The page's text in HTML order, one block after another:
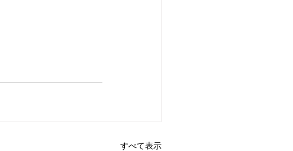
すべて表示